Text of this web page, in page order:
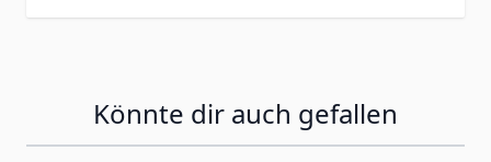
Könnte dir auch gefallen